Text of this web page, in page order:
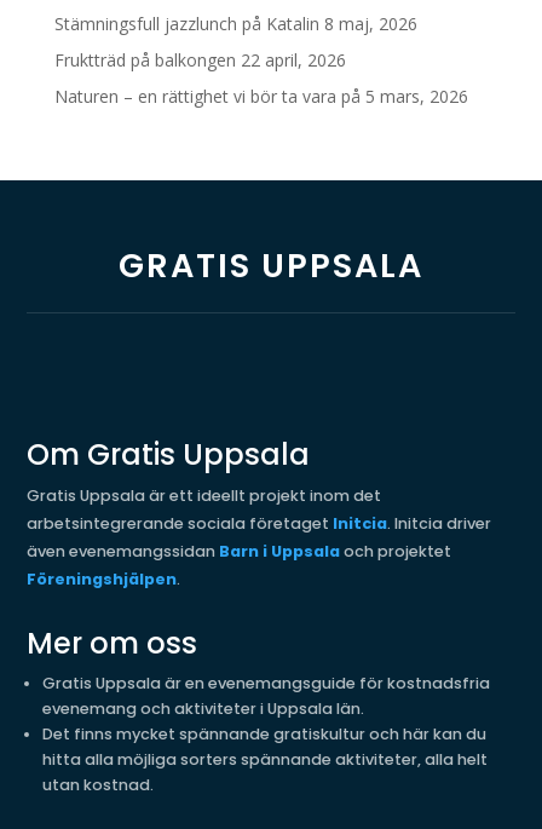
Stämningsfull jazzlunch på Katalin 8 maj, 2026
Fruktträd på balkongen 22 april, 2026
Naturen – en rättighet vi bör ta vara på 5 mars, 2026
GRATIS UPPSALA
Om Gratis Uppsala
Gratis Uppsala är ett ideellt projekt inom det
arbetsintegrerande sociala företaget Initcia. Initcia driver
även evenemangssidan Barn i Uppsalaoch projektet
Föreningshjälpen.
Mer om oss
Gratis Uppsala är en evenemangsguide för kostnadsfria
evenemang och aktiviteter i Uppsala län.
Det finns mycket spännande gratiskultur och här kan du
hitta alla möjliga sorters spännande aktiviteter, alla helt
utan kostnad.